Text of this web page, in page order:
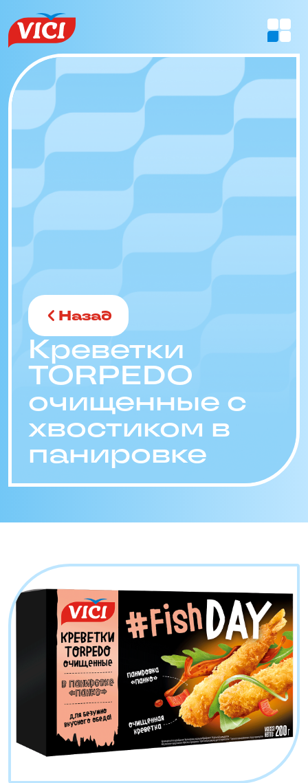
Назад
Креветки
TORPEDO
очищенные с
хвостиком в
панировке